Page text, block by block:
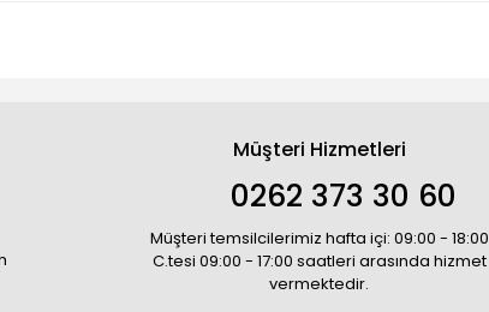
Müşteri Hizmetleri
0262 373 30 60
Müşteri temsilcilerimiz hafta içi: 09:00 - 18:00
C.tesi 09:00 - 17:00 saatleri arasında hizmet
vermektedir.